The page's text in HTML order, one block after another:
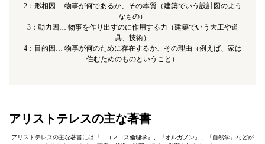
2：形相因… 物事が何であるか、その本質（建築でいう設計図のよう
なもの）
3：動力因… 物事を作り出すのに作用する力（建築でいう大工や道
具、技術）
4：目的因… 物事が何のために存在するか、その理由（例えば、家は
住むためのものということ）
アリストテレスの主な著書
アリストテレスの主な著書には『ニコマコス倫理学』、『オルガノン』、『自然学』などが